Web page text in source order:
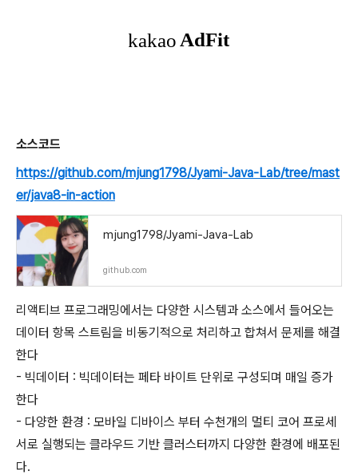
소스코드
https://github.com/mjung1798/Jyami-Java-Lab/tree/mast
er/java8-in-action
mjung1798/Jyami-Java-Lab
github.com
리액티브 프로그래밍에서는 다양한 시스템과 소스에서 들어오는
데이터 항목 스트림을 비동기적으로 처리하고 합쳐서 문제를 해결
한다
- 빅데이터 : 빅데이터는 페타 바이트 단위로 구성되며 매일 증가
한다
- 다양한 환경 : 모바일 디바이스 부터 수천개의 멀티 코어 프로세
서로 실행되는 클라우드 기반 클러스터까지 다양한 환경에 배포된
다.